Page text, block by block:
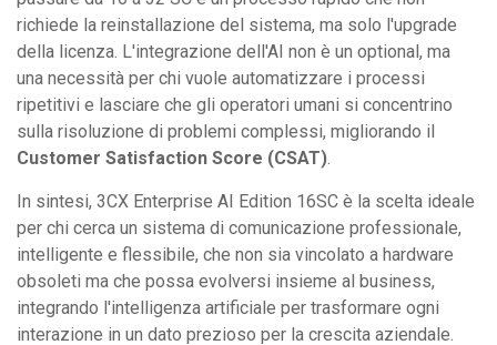
richiede la reinstallazione del sistema, ma solo l'upgrade
della licenza. L'integrazione dell'AI non è un optional, ma
una necessità per chi vuole automatizzare i processi
ripetitivi e lasciare che gli operatori umani si concentrino
sulla risoluzione di problemi complessi, migliorando il
Customer Satisfaction Score (CSAT).
In sintesi, 3CX Enterprise AI Edition 16SC è la scelta ideale
per chi cerca un sistema di comunicazione professionale,
intelligente e flessibile, che non sia vincolato a hardware
obsoleti ma che possa evolversi insieme al business,
integrando l'intelligenza artificiale per trasformare ogni
interazione in un dato prezioso per la crescita aziendale.